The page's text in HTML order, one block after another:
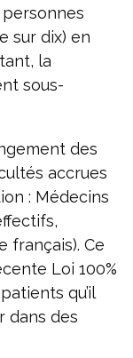
personnes
sur dix) en
la
sous-
des
accrues
: Médecins
français). Ce
Loi 100%
qu’il
dans des